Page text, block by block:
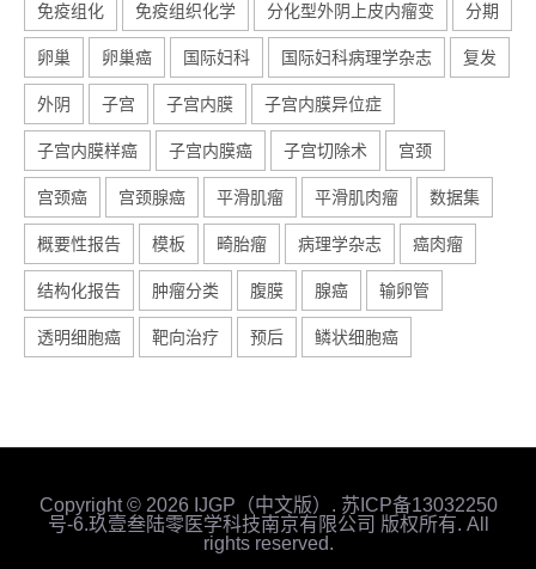
免疫组化 免疫组织化学 分化型外阴上皮内瘤变 分期
卵巢 卵巢癌 国际妇科 国际妇科病理学杂志 复发
外阴 子宫 子宫内膜 子宫内膜异位症
子宫内膜样癌 子宫内膜癌 子宫切除术 宫颈
宫颈癌 宫颈腺癌 平滑肌瘤 平滑肌肉瘤 数据集
概要性报告 模板 畸胎瘤 病理学杂志 癌肉瘤
结构化报告 肿瘤分类 腹膜 腺癌 输卵管
透明细胞癌 靶向治疗 预后 鳞状细胞癌
Copyright © 2026 IJGP（中文版）. 苏ICP备13032250
号-6.玖壹叁陆零医学科技南京有限公司 版权所有. All
rights reserved.